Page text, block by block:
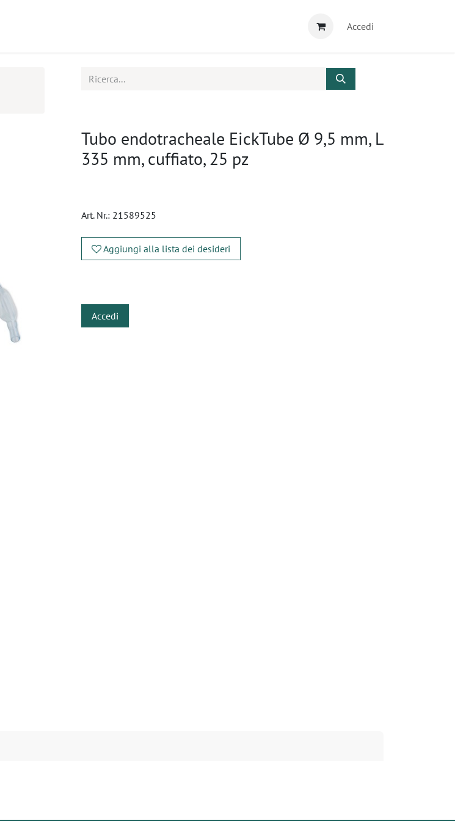
Accedi
Tubo endotracheale EickTube Ø 9,5 mm, L
335 mm, cuffiato, 25 pz
Art. Nr.: 21589525
Aggiungi alla lista dei desideri
Accedi